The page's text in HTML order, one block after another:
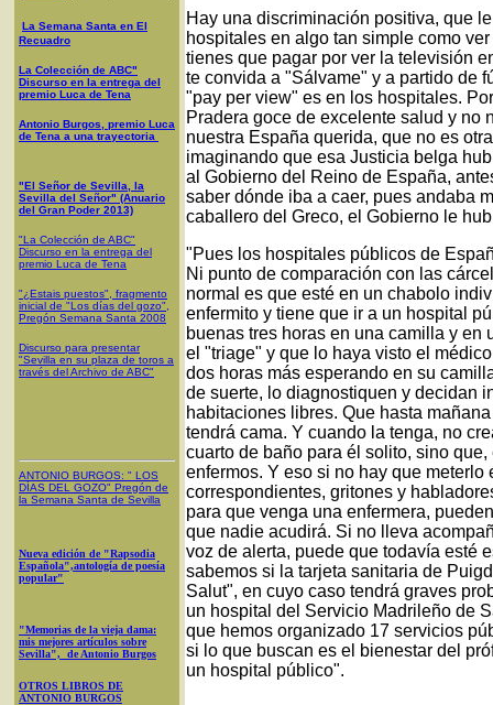
La Semana Santa en El
Recuadro
La Colección de ABC"
Discurso en la entrega del
premio Luca de Tena
Antonio Burgos, premio Luca
de Tena a una trayectoria
"El Señor de Sevilla, la
Sevilla del Señor" (Anuario
del Gran Poder 2013)
"La Colección de ABC"
Discurso en la entrega del
premio Luca de Tena
"¿Estais puestos", fragmento
inicial de "Los días del gozo",
Pregón Semana Santa 2008
Discurso para presentar
"Sevilla en su plaza de toros a
través del Archivo de ABC"
ANTONIO BURGOS: " LOS
DÍAS DEL GOZO" Pregón de
la Semana Santa de Sevilla
Nueva edición de "Rapsodia
Española",antología de poesía
popular"
"Memorias de la vieja dama:
mis mejores artículos sobre
Sevilla", de Antonio Burgos
OTROS LIBROS DE
ANTONIO BURGOS
Hay una discriminación positiva, que
hospitales en algo tan simple como
tienes que pagar por ver la televisión
te convida a "Sálvame" y a partido de
"pay per view" es en los hospitales.
Pradera goce de excelente salud y no
nuestra España querida, que no es
imaginando que esa Justicia belga
al Gobierno del Reino de España,
saber dónde iba a caer, pues andaba
caballero del Greco, el Gobierno le
"Pues los hospitales públicos de
Ni punto de comparación con las
normal es que esté en un chabolo
enfermito y tiene que ir a un hospital
buenas tres horas en una camilla y
el "triage" y que lo haya visto el
dos horas más esperando en su
de suerte, lo diagnostiquen y decidan
habitaciones libres. Que hasta
tendrá cama. Y cuando la tenga, no
cuarto de baño para él solito, sino
enfermos. Y eso si no hay que
correspondientes, gritones y
para que venga una enfermera,
que nadie acudirá. Si no lleva
voz de alerta, puede que todavía esté
sabemos si la tarjeta sanitaria de
Salut", en cuyo caso tendrá graves
un hospital del Servicio Madrileño de
que hemos organizado 17 servicios
si lo que buscan es el bienestar del
un hospital público".